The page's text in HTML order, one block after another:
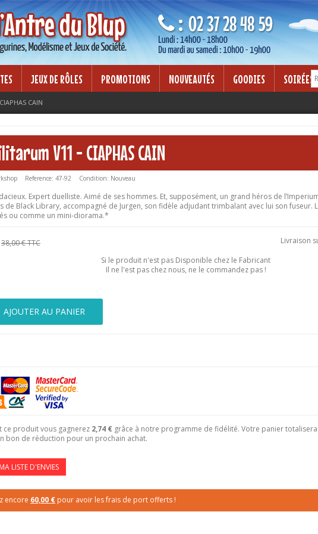
labore et
ut aliquip ex
Lorem ipsum dolor sit amet
Lorem ipsum dolor sit amet, consectetur adipisicing elit, sed do
dolore magna aliqua. Ut enim ad minim veniam, quis nostrud exercitation
JEUX DE RÔLES PROMOTIONS NOUVEAUTÉS GOODIES SOIRÉES
CAIN
V11 - CIAPHAS CAIN
Reference: 47-92 Condition: Nouveau
Expert duelliste. Aimé de ses hommes. Et, supposément, un grand héros de
de Black Library, accompagné de Jurgen, son fidèle adjudant trimbalant avec lui son fuseur.
ou comme un mini-diorama.*
38,00 €TTC
Livraison
Si le produit n'est pas Disponible chez le Fabricant
Il ne l'est pas chez nous, ne le commandez pas !
AJOUTER AU PANIER
ce produit vous gagnerez 2,74 € grâce à notre programme de fidélité. Votre panier totalisera
bon de réduction pour un prochain achat.
LISTE D'ENVIES
encore 60,00 €pour avoir les frais de port offerts !